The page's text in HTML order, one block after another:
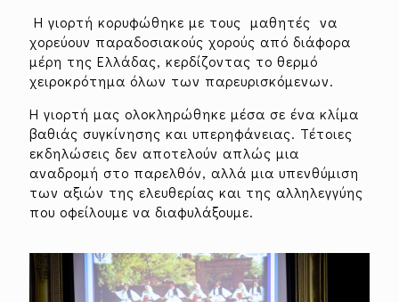
Η γιορτή κορυφώθηκε με τους μαθητές να
χορεύουν παραδοσιακούς χορούς από διάφορα
μέρη της Ελλάδας, κερδίζοντας το θερμό
χειροκρότημα όλων των παρευρισκόμενων.
Η γιορτή μας ολοκληρώθηκε μέσα σε ένα κλίμα
βαθιάς συγκίνησης και υπερηφάνειας. Τέτοιες
εκδηλώσεις δεν αποτελούν απλώς μια
αναδρομή στο παρελθόν, αλλά μια υπενθύμιση
των αξιών της ελευθερίας και της αλληλεγγύης
που οφείλουμε να διαφυλάξουμε.